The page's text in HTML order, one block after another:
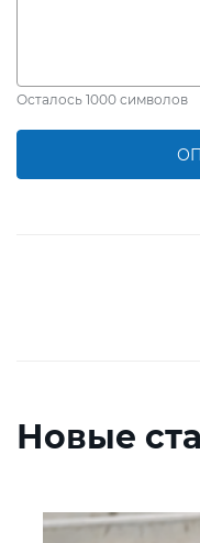
Осталось 1000 символов
Новые